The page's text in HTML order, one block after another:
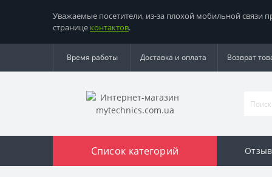
Уважаемые посетители, из-за плохой мобильной связи
странице контактов.
Время работы Доставка и оплата Возврат
Список категорий